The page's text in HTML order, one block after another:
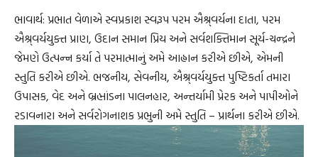
ભાવાર્થ: પ્રભાત વેળાએ સ્વપ્રકાશ સ્વરૂપ પરમ ઐશ્ર્વર્યના દાતા, પરમ
ઐશ્ર્વર્યયુક્ત પ્રાણ, ઉદાન સમાન પ્રિય અને સર્વશક્તિમાન સૂર્ય-ચન્દ્રને
જેમણે ઉત્પન્ન કર્યા તે પરમાત્માનું અમે આહ્વાન કરીએ છીએ, એમની
સ્તુતિ કરીએ છીએ. ભજનીય, સેવનીય, ઐશ્ર્વર્યયુક્ત પુષ્ટિકર્તા તમારા
ઉપાસક, વેદ અને બ્રહ્માંડના પાલનહાર, અન્તર્યામી પ્રેરક અને પાપીઓને
રડાવનારા અને સર્વરોગનાશક પ્રભુની અમે સ્તુતિ – પ્રાર્થના કરીએ છીએ.